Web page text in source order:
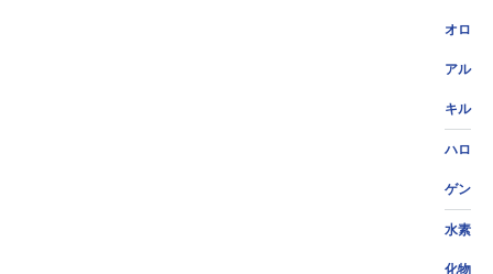
オロ
アル
キル
ハロ
ゲン
水素
化物